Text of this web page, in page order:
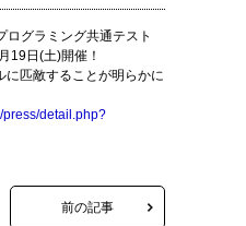
ログラミング共通テスト
19日(土)開催！
匹敵することが明らかに
press/detail.php?
前の記事